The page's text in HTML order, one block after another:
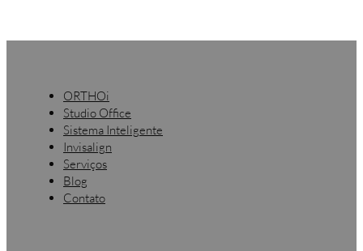
ORTHOi
Studio Office
Sistema Inteligente
Invisalign
Serviços
Blog
Contato